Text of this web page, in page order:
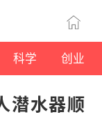
科学 创业
潜水器顺